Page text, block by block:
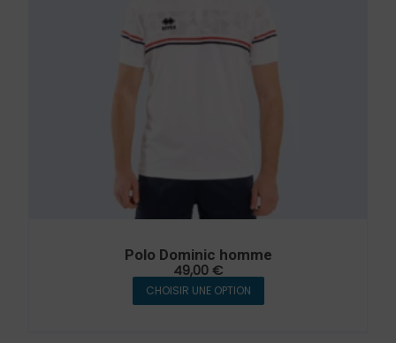
Polo Dominic homme
49,00€
CHOISIR UNE OPTION